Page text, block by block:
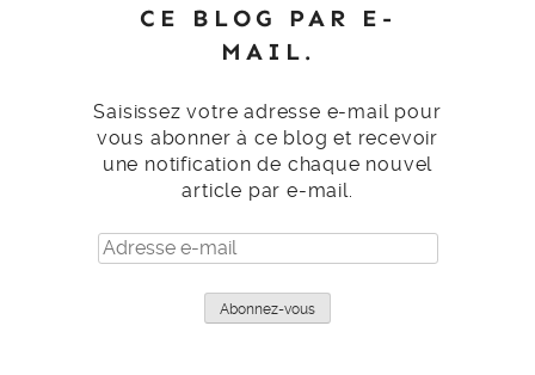
CE BLOG PAR E-
MAIL.
Saisissez votre adresse e-mail pour
vous abonner à ce blog et recevoir
une notification de chaque nouvel
article par e-mail.
Adresse
e-
Abonnez-vous